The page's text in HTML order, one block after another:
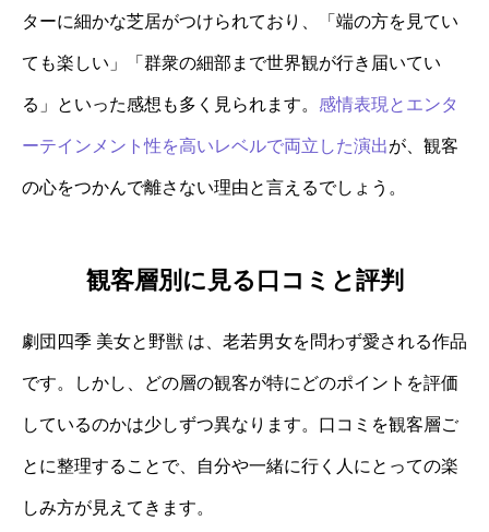
ターに細かな芝居がつけられており、「端の方を見てい
ても楽しい」「群衆の細部まで世界観が行き届いてい
る」といった感想も多く見られます。 感情表現とエンタ
ーテインメント性を高いレベルで両立した演出が、観客
の心をつかんで離さない理由と言えるでしょう。
観客層別に見る口コミと評判
劇団四季 美女と野獣 は、老若男女を問わず愛される作品
です。しかし、どの層の観客が特にどのポイントを評価
しているのかは少しずつ異なります。口コミを観客層ご
とに整理することで、自分や一緒に行く人にとっての楽
しみ方が見えてきます。